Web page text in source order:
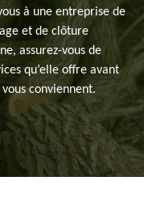
à une entreprise de
et de clôture
assurez-vous de
qu’elle offre avant
conviennent.